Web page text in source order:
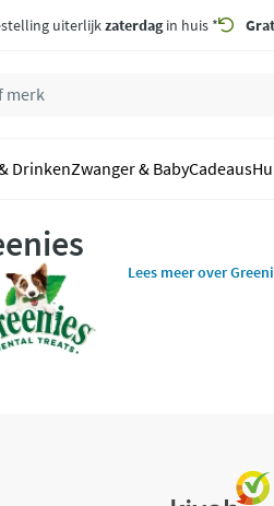
uiterlijkzaterdagin huis *
DrinkenZwanger & BabyCadeaus
Lees meer over